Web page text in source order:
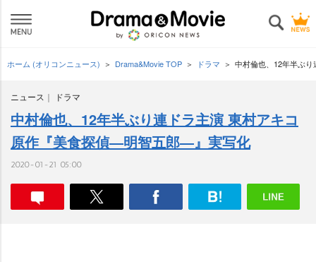
ホーム (オリコンニュース) Drama&Movie TOP ドラマ 中村倫也、12年半ぶ
ニュース ドラマ
中村倫也、12年半ぶり連ドラ主演 東村アキコ
原作『美食探偵―明智五郎―』実写化
2020-01-21 05:00